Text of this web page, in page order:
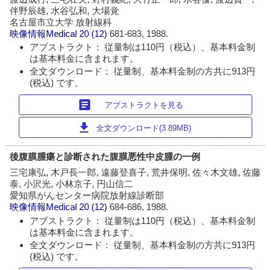
伴野辰雄, 水谷弘和, 大場覚
名古屋市立大学 放射線科
映像情報Medical 20 (12)681-683, 1988.
アブストラクト： 従量制は110円（税込）、基本料金制
は基本料金に含まれます。
全文ダウンロード： 従量制、基本料金制の方共に913円
(税込) です。
article アブストラクトを見る
download 全文ダウンロード(3.89MB)
後腹膜腫瘍と診断された腹膜悪性中皮腫の一例
三宅康弘, 木戸長一郎, 遠藤登喜子, 荒井保明, 佐々木文雄, 佐藤
泰, 小沢光, 小林京子, 円山信二
愛知県がんセンター病院放射線診断部
映像情報Medical 20 (12)684-686, 1988.
アブストラクト： 従量制は110円（税込）、基本料金制
は基本料金に含まれます。
全文ダウンロード： 従量制、基本料金制の方共に913円
(税込) です。